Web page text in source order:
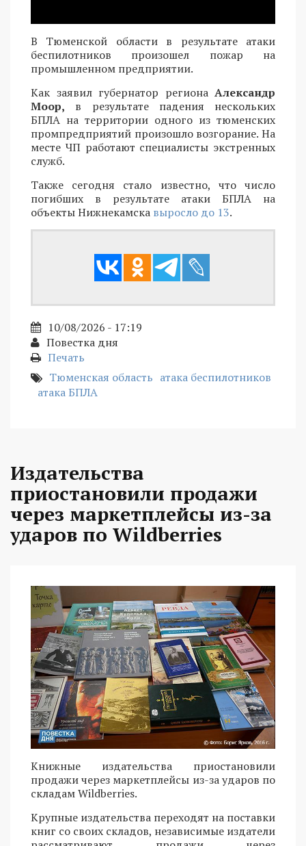
В Тюменской области в результате атаки
беспилотников произошел пожар на
промышленном предприятии.
Как заявил губернатор региона Александр
Моор, в результате падения нескольких
БПЛА на территории одного из тюменских
промпредприятий произошло возгорание. На
месте ЧП работают специалисты экстренных
служб.
Также сегодня стало известно, что число
погибших в результате атаки БПЛА на
объекты Нижнекамска выросло до 13.
10/08/2026 - 17:19
Повестка дня
Печать
Тюменская область атака беспилотников
атака БПЛА
Издательства
приостановили продажи
через маркетплейсы из-за
ударов по Wildberries
Книжные издательства приостановили
продажи через маркетплейсы из-за ударов по
складам Wildberries.
Крупные издательства переходят на поставки
книг со своих складов, независимые издатели